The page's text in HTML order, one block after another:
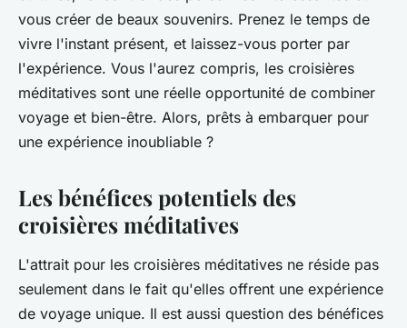
vous créer de beaux souvenirs. Prenez le temps de
vivre l'instant présent, et laissez-vous porter par
l'expérience. Vous l'aurez compris, les croisières
méditatives sont une réelle opportunité de combiner
voyage et bien-être. Alors, prêts à embarquer pour
une expérience inoubliable ?
Les bénéfices potentiels des
croisières méditatives
L'attrait pour les croisières méditatives ne réside pas
seulement dans le fait qu'elles offrent une expérience
de voyage unique. Il est aussi question des bénéfices